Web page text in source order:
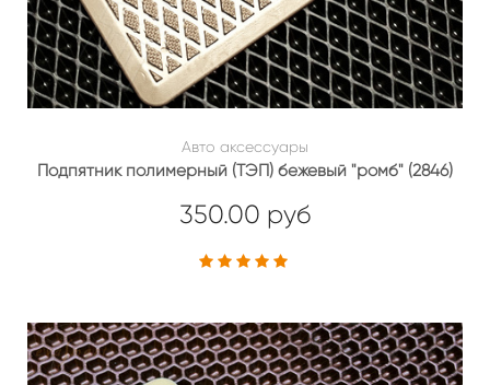
Авто аксессуары
Подпятник полимерный (ТЭП) бежевый "ромб" (2846)
350.00 руб